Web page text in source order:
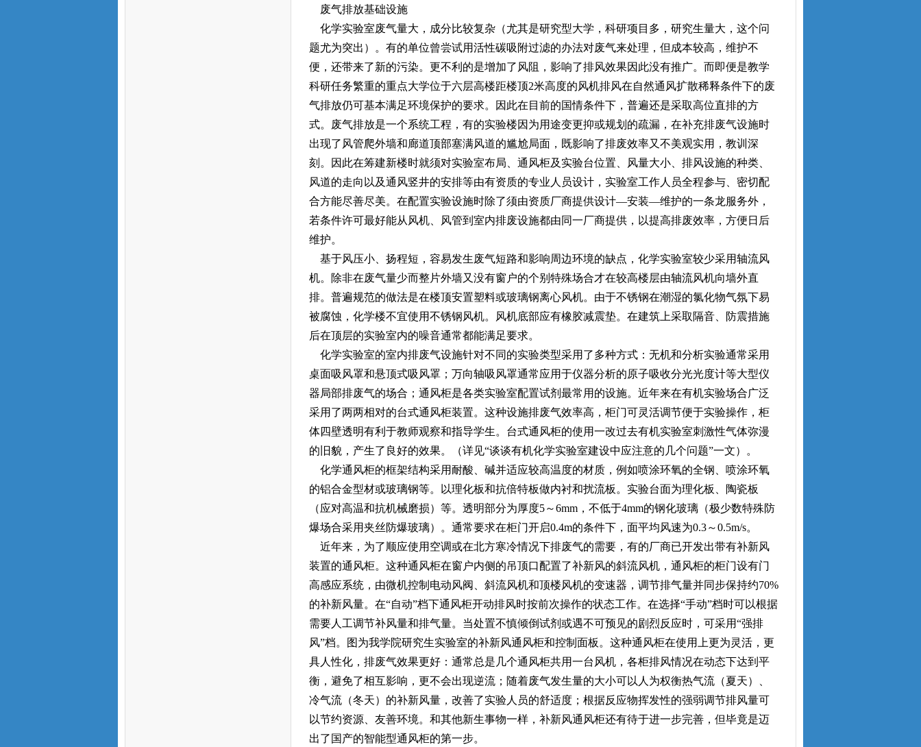
废气排放基础设施
化学实验室废气量大，成分比较复杂（尤其是研究型大学，科研项目多，研究生量大，这个问
题尤为突出）。有的单位曾尝试用活性碳吸附过滤的办法对废气来处理，但成本较高，维护不
便，还带来了新的污染。更不利的是增加了风阻，影响了排风效果因此没有推广。而即便是教学
科研任务繁重的重点大学位于六层高楼距楼顶2米高度的风机排风在自然通风扩散稀释条件下的废
气排放仍可基本满足环境保护的要求。因此在目前的国情条件下，普遍还是采取高位直排的方
式。废气排放是一个系统工程，有的实验楼因为用途变更抑或规划的疏漏，在补充排废气设施时
出现了风管爬外墙和廊道顶部塞满风道的尴尬局面，既影响了排废效率又不美观实用，教训深
刻。因此在筹建新楼时就须对实验室布局、通风柜及实验台位置、风量大小、排风设施的种类、
风道的走向以及通风竖井的安排等由有资质的专业人员设计，实验室工作人员全程参与、密切配
合方能尽善尽美。在配置实验设施时除了须由资质厂商提供设计—安装—维护的一条龙服务外，
若条件许可最好能从风机、风管到室内排废设施都由同一厂商提供，以提高排废效率，方便日后
维护。
基于风压小、扬程短，容易发生废气短路和影响周边环境的缺点，化学实验室较少采用轴流风
机。除非在废气量少而整片外墙又没有窗户的个别特殊场合才在较高楼层由轴流风机向墙外直
排。普遍规范的做法是在楼顶安置塑料或玻璃钢离心风机。由于不锈钢在潮湿的氯化物气氛下易
被腐蚀，化学楼不宜使用不锈钢风机。风机底部应有橡胶减震垫。在建筑上采取隔音、防震措施
后在顶层的实验室内的噪音通常都能满足要求。
化学实验室的室内排废气设施针对不同的实验类型采用了多种方式：无机和分析实验通常采用
桌面吸风罩和悬顶式吸风罩；万向轴吸风罩通常应用于仪器分析的原子吸收分光光度计等大型仪
器局部排废气的场合；通风柜是各类实验室配置试剂最常用的设施。近年来在有机实验场合广泛
采用了两两相对的台式通风柜装置。这种设施排废气效率高，柜门可灵活调节便于实验操作，柜
体四壁透明有利于教师观察和指导学生。台式通风柜的使用一改过去有机实验室刺激性气体弥漫
的旧貌，产生了良好的效果。（详见“谈谈有机化学实验室建设中应注意的几个问题”一文）。
化学通风柜的框架结构采用耐酸、碱并适应较高温度的材质，例如喷涂环氧的全钢、喷涂环氧
的铝合金型材或玻璃钢等。以理化板和抗倍特板做内衬和扰流板。实验台面为理化板、陶瓷板
（应对高温和抗机械磨损）等。透明部分为厚度5～6mm，不低于4mm的钢化玻璃（极少数特殊防
爆场合采用夹丝防爆玻璃）。通常要求在柜门开启0.4m的条件下，面平均风速为0.3～0.5m/s。
近年来，为了顺应使用空调或在北方寒冷情况下排废气的需要，有的厂商已开发出带有补新风
装置的通风柜。这种通风柜在窗户内侧的吊顶口配置了补新风的斜流风机，通风柜的柜门设有门
高感应系统，由微机控制电动风阀、斜流风机和顶楼风机的变速器，调节排气量并同步保持约70%
的补新风量。在“自动”档下通风柜开动排风时按前次操作的状态工作。在选择“手动”档时可以根据
需要人工调节补风量和排气量。当处置不慎倾倒试剂或遇不可预见的剧烈反应时，可采用“强排
风”档。图为我学院研究生实验室的补新风通风柜和控制面板。这种通风柜在使用上更为灵活，更
具人性化，排废气效果更好：通常总是几个通风柜共用一台风机，各柜排风情况在动态下达到平
衡，避免了相互影响，更不会出现逆流；随着废气发生量的大小可以人为权衡热气流（夏天）、
冷气流（冬天）的补新风量，改善了实验人员的舒适度；根据反应物挥发性的强弱调节排风量可
以节约资源、友善环境。和其他新生事物一样，补新风通风柜还有待于进一步完善，但毕竟是迈
出了国产的智能型通风柜的第一步。